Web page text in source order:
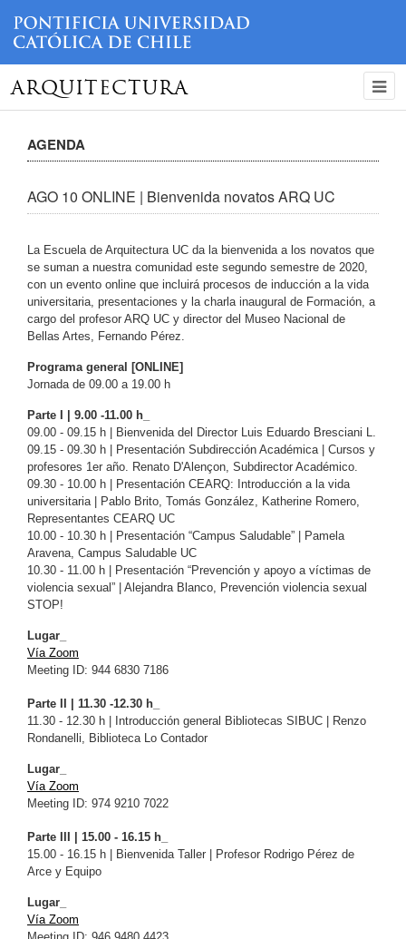
ARQUITECTURA
AGENDA
AGO 10 ONLINE | Bienvenida novatos ARQ UC
La Escuela de Arquitectura UC da la bienvenida a los novatos que
se suman a nuestra comunidad este segundo semestre de 2020,
con un evento online que incluirá procesos de inducción a la vida
universitaria, presentaciones y la charla inaugural de Formación, a
cargo del profesor ARQ UC y director del Museo Nacional de
Bellas Artes, Fernando Pérez.
Programa general [ONLINE]
Jornada de 09.00 a 19.00 h
Parte I | 9.00 -11.00 h_
09.00 - 09.15 h | Bienvenida del Director Luis Eduardo Bresciani L.
09.15 - 09.30 h | Presentación Subdirección Académica | Cursos y
profesores 1er año. Renato D'Alençon, Subdirector Académico.
09.30 - 10.00 h | Presentación CEARQ: Introducción a la vida
universitaria | Pablo Brito, Tomás González, Katherine Romero,
Representantes CEARQ UC
10.00 - 10.30 h | Presentación “Campus Saludable” | Pamela
Aravena, Campus Saludable UC
10.30 - 11.00 h | Presentación “Prevención y apoyo a víctimas de
violencia sexual” | Alejandra Blanco, Prevención violencia sexual
STOP!
Lugar_
Vía Zoom
Meeting ID: 944 6830 7186
Parte II | 11.30 -12.30 h_
11.30 - 12.30 h | Introducción general Bibliotecas SIBUC | Renzo
Rondanelli, Biblioteca Lo Contador
Lugar_
Vía Zoom
Meeting ID: 974 9210 7022
Parte III | 15.00 - 16.15 h_
15.00 - 16.15 h | Bienvenida Taller | Profesor Rodrigo Pérez de
Arce y Equipo
Lugar_
Vía Zoom